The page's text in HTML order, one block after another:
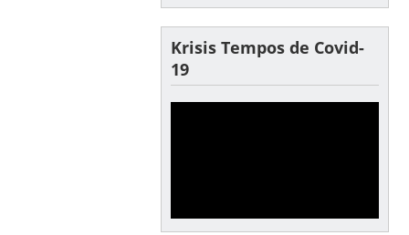
Krisis Tempos de Covid-
19